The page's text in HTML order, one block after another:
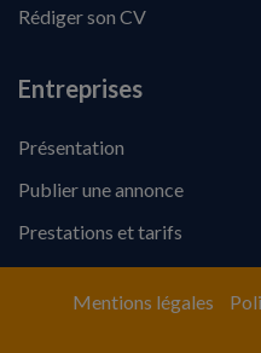
Rédiger son CV
Entreprises
Présentation
Publier une annonce
Prestations et tarifs
Mentions légales